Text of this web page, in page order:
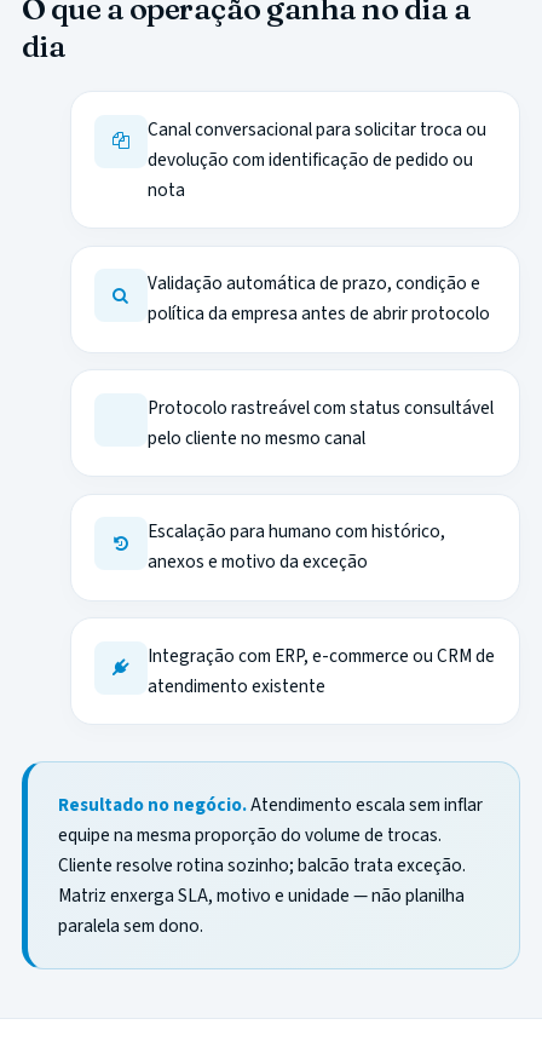
O que a operação ganha no dia a
dia
Canal conversacional para solicitar troca ou
devolução com identificação de pedido ou
nota
Validação automática de prazo, condição e
política da empresa antes de abrir protocolo
Protocolo rastreável com status consultável
pelo cliente no mesmo canal
Escalação para humano com histórico,
anexos e motivo da exceção
Integração com ERP, e-commerce ou CRM de
atendimento existente
Resultado no negócio.Atendimento escala sem inflar
equipe na mesma proporção do volume de trocas.
Cliente resolve rotina sozinho; balcão trata exceção.
Matriz enxerga SLA, motivo e unidade — não planilha
paralela sem dono.